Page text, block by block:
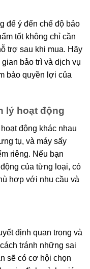
để ý đến chế độ bảo
tốt không chỉ cần
trợ sau khi mua. Hãy
bảo trì và dịch vụ
bảo quyền lợi của
lý hoạt động
động khác nhau
tụ, và máy sấy
riêng. Nếu bạn
của từng loại, có
hợp với nhu cầu và
định quan trọng và
tránh những sai
sẽ có cơ hội chọn